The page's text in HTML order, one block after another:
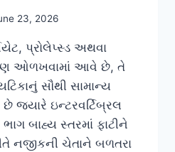
23, 2026
પ્રોલેપ્સ્ડ અથવા
ઓળખવામાં આવે છે, તે
સૌથી સામાન્ય
જ્યારે ઇન્ટરવર્ટિબ્રલ
બાહ્ય સ્તરમાં ફાટીને
નજીકની ચેતાને બળતરા